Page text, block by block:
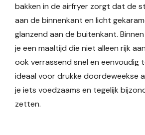
bakken in de airfryer zorgt dat de
aan de binnenkant en licht
glanzend aan de buitenkant.
je een maaltijd die niet alleen rijk
ook verrassend snel en eenvoudig
ideaal voor drukke doordeweekse
je iets voedzaams en tegelijk
zetten.